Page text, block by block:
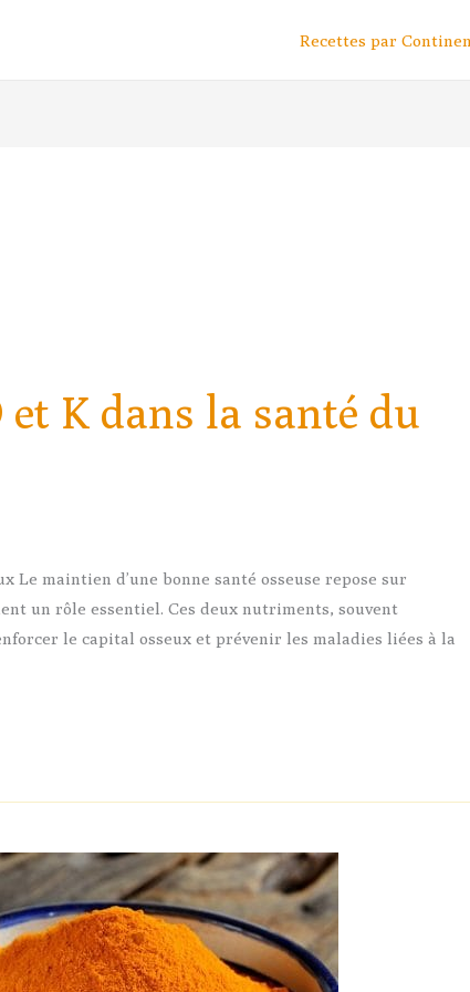
Recettes par
K dans la santé du
Le maintien d’une bonne santé osseuse repose sur
un rôle essentiel. Ces deux nutriments, souvent
le capital osseux et prévenir les maladies liées à la